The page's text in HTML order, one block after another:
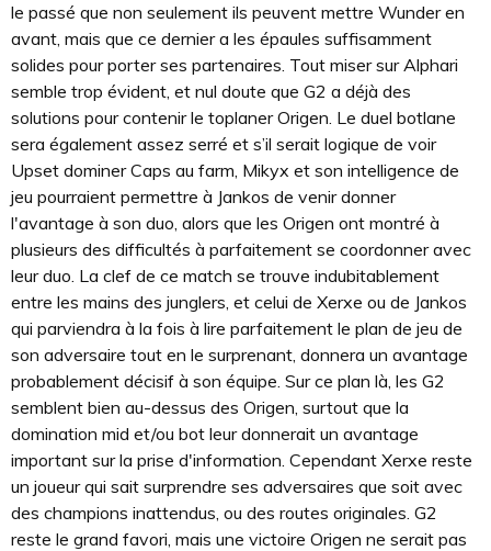
le passé que non seulement ils peuvent mettre Wunder en
avant, mais que ce dernier a les épaules suffisamment
solides pour porter ses partenaires. Tout miser sur Alphari
semble trop évident, et nul doute que G2 a déjà des
solutions pour contenir le toplaner Origen. Le duel botlane
sera également assez serré et s’il serait logique de voir
Upset dominer Caps au farm, Mikyx et son intelligence de
jeu pourraient permettre à Jankos de venir donner
l'avantage à son duo, alors que les Origen ont montré à
plusieurs des difficultés à parfaitement se coordonner avec
leur duo. La clef de ce match se trouve indubitablement
entre les mains des junglers, et celui de Xerxe ou de Jankos
qui parviendra à la fois à lire parfaitement le plan de jeu de
son adversaire tout en le surprenant, donnera un avantage
probablement décisif à son équipe. Sur ce plan là, les G2
semblent bien au-dessus des Origen, surtout que la
domination mid et/ou bot leur donnerait un avantage
important sur la prise d'information. Cependant Xerxe reste
un joueur qui sait surprendre ses adversaires que soit avec
des champions inattendus, ou des routes originales. G2
reste le grand favori, mais une victoire Origen ne serait pas